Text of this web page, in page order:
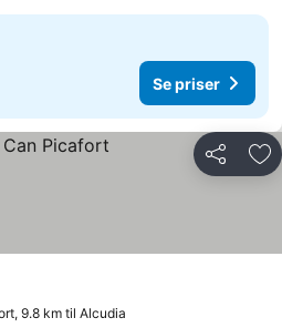
Se priser
Del
9.8 km til Alcudia